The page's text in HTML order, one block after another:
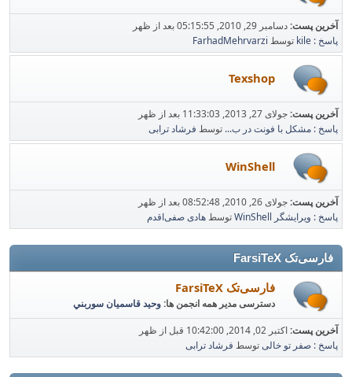
آخرین پست:دسامبر 29, 2010, 05:15:55 بعد از ظهر
پاسخ : kile
توسط FarhadMehrvarzi
Texshop
آخرین پست:جولای 27, 2013, 11:33:03 بعد از ظهر
پاسخ : مشکل با فونت در ب... توسط فرشاد ترابی
WinShell
آخرین پست:جولای 26, 2010, 08:52:48 بعد از ظهر
پاسخ : ویرایشگر WinShell
توسطهادی صفی‌اقدم
فارسی‌تک FarsiTeX
فارسی‌تک FarsiTeX
دسترسی مدیر همه انجمن ها:وحيد قاسميان سوربني
آخرین پست:اکتبر 02, 2014, 10:42:00 قبل از ظهر
پاسخ : صفر تو خالیتوسط فرشاد ترابی